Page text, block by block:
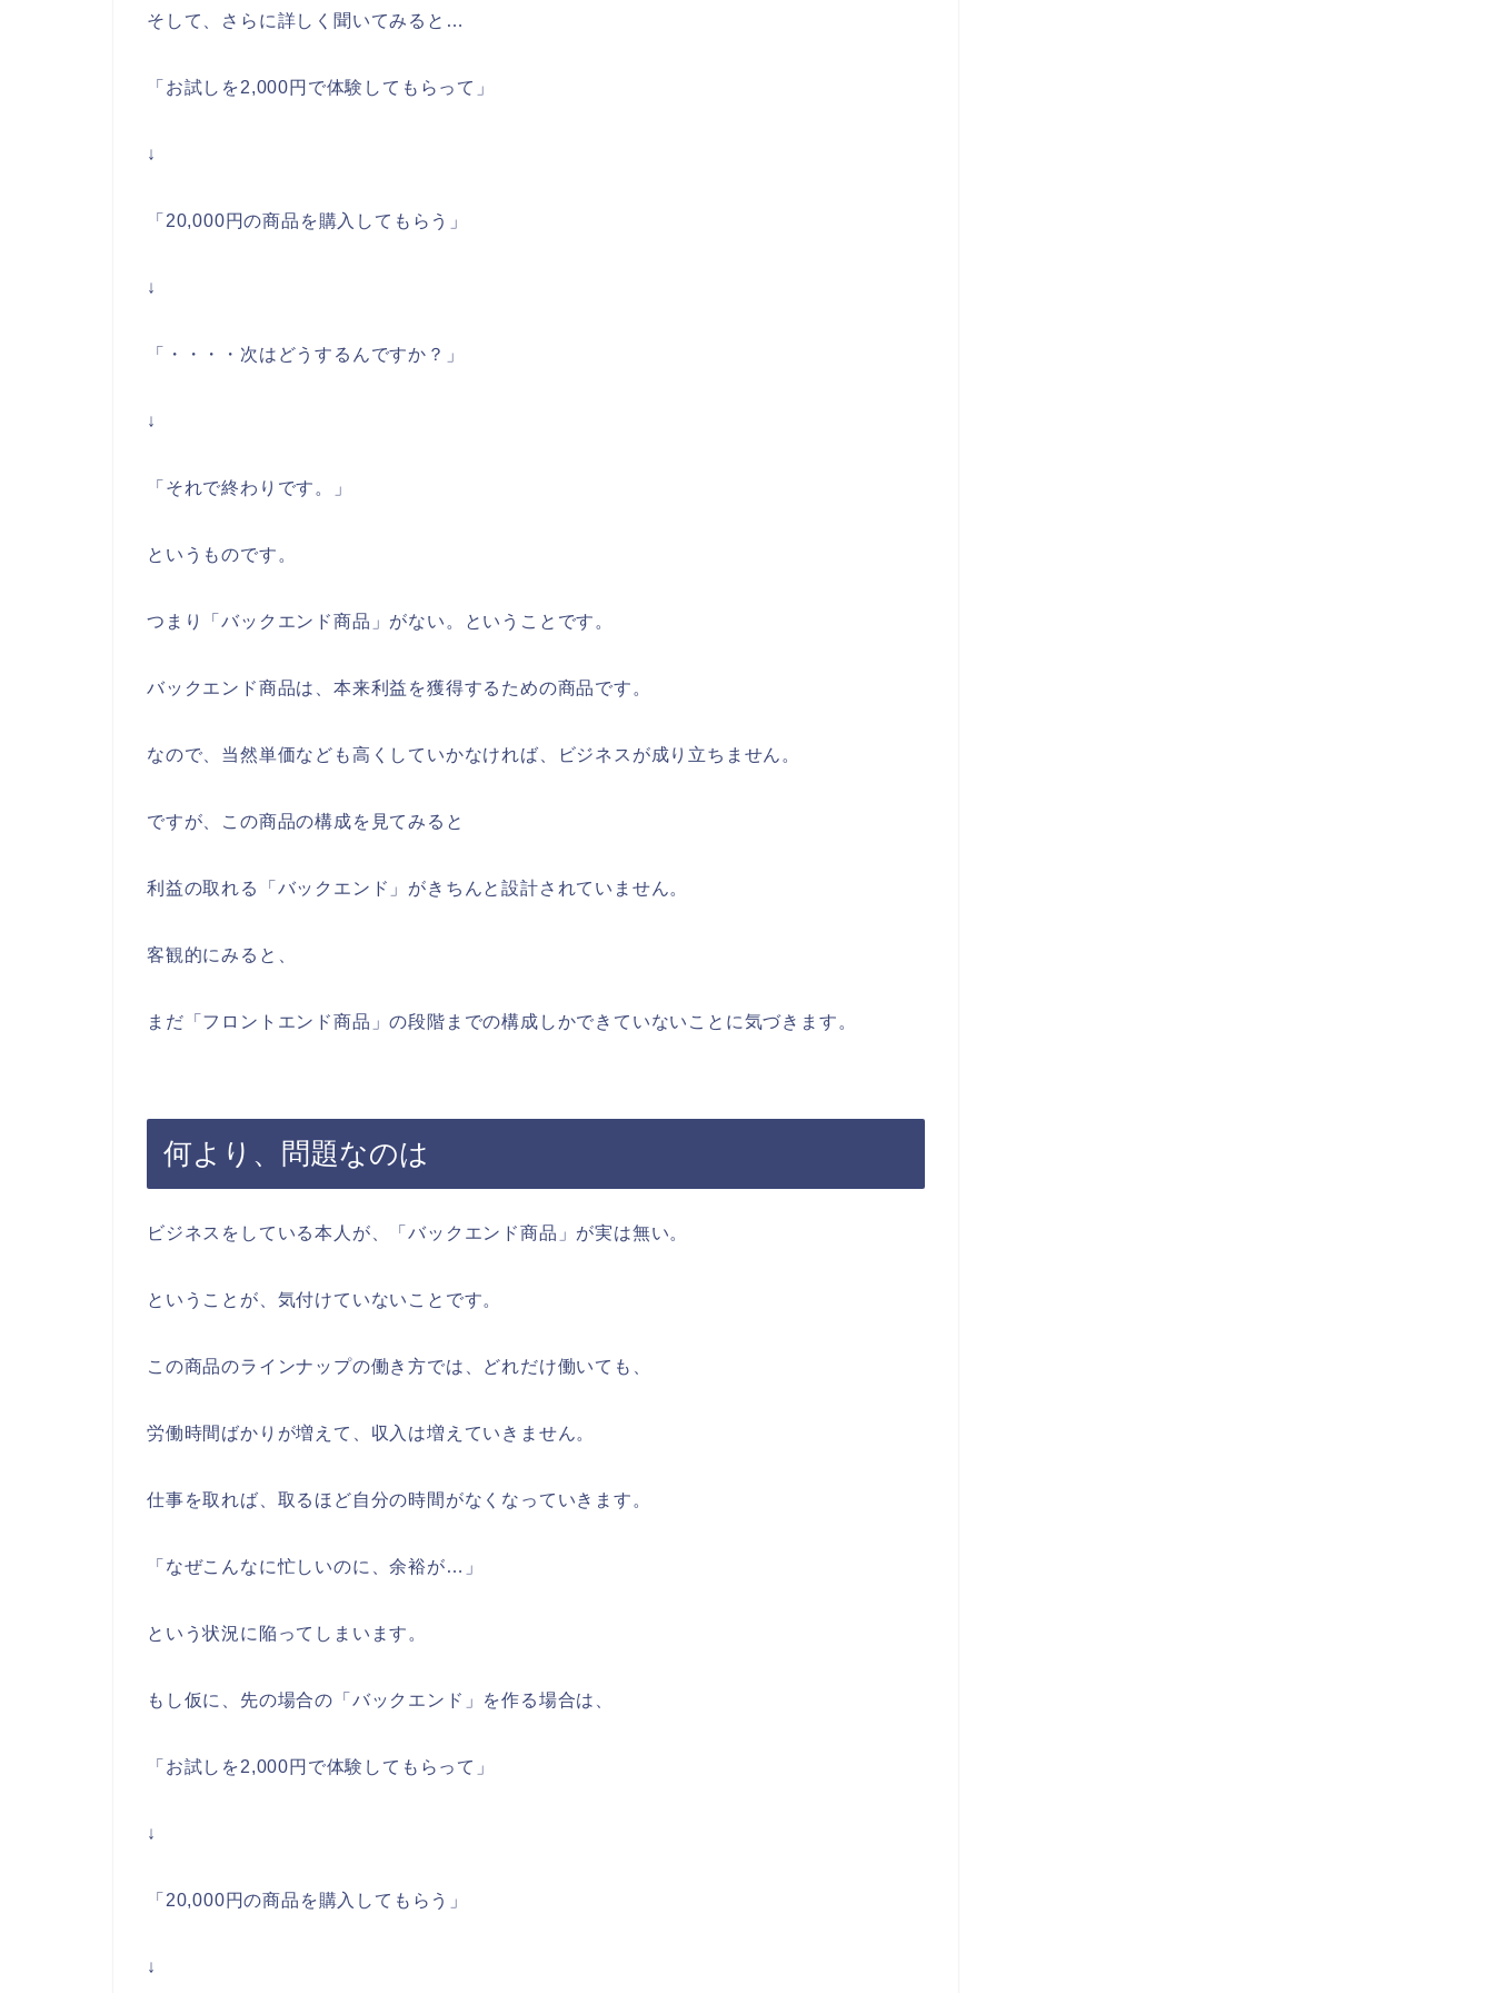
そして、さらに詳しく聞いてみると…
「お試しを2,000円で体験してもらって」
↓
「20,000円の商品を購入してもらう」
↓
「・・・・次はどうするんですか？」
↓
「それで終わりです。」
というものです。
つまり「バックエンド商品」がない。ということです。
バックエンド商品は、本来利益を獲得するための商品です。
なので、当然単価なども高くしていかなければ、ビジネスが成り立ちません。
ですが、この商品の構成を見てみると
利益の取れる「バックエンド」がきちんと設計されていません。
客観的にみると、
まだ「フロントエンド商品」の段階までの構成しかできていないことに気づきます。
何より、問題なのは
ビジネスをしている本人が、「バックエンド商品」が実は無い。
ということが、気付けていないことです。
この商品のラインナップの働き方では、どれだけ働いても、
労働時間ばかりが増えて、収入は増えていきません。
仕事を取れば、取るほど自分の時間がなくなっていきます。
「なぜこんなに忙しいのに、余裕が…」
という状況に陥ってしまいます。
もし仮に、先の場合の「バックエンド」を作る場合は、
「お試しを2,000円で体験してもらって」
↓
「20,000円の商品を購入してもらう」
↓